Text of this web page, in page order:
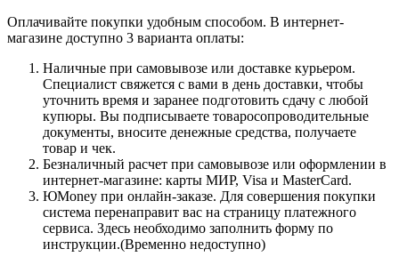
Оплачивайте покупки удобным способом. В интернет-
магазине доступно 3 варианта оплаты:
Наличные при самовывозе или доставке курьером.
Специалист свяжется с вами в день доставки, чтобы
уточнить время и заранее подготовить сдачу с любой
купюры. Вы подписываете товаросопроводительные
документы, вносите денежные средства, получаете
товар и чек.
Безналичный расчет при самовывозе или оформлении в
интернет-магазине: карты МИР, Visa и MasterCard.
ЮMoney при онлайн-заказе. Для совершения покупки
система перенаправит вас на страницу платежного
сервиса. Здесь необходимо заполнить форму по
инструкции.(Временно недоступно)